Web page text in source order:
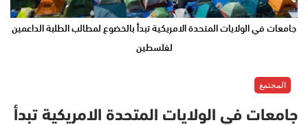
جامعات في الولايات المتحدة الامريكية تبدأ بالخضوع لمطالب الطلبة الداعمين
لفلسطين
المجتمع
جامعات في الولايات المتحدة الامريكية تبدأ